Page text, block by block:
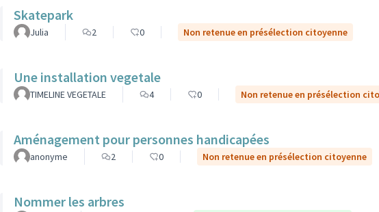
Skatepark
Julia 2 0 Non retenue en présélection citoyenne
Une installation vegetale
TIMELINE VEGETALE 4 0 Non retenue en présélection
Aménagement pour personnes handicapées
anonyme 2 0 Non retenue en présélection citoyenne
Nommer les arbres